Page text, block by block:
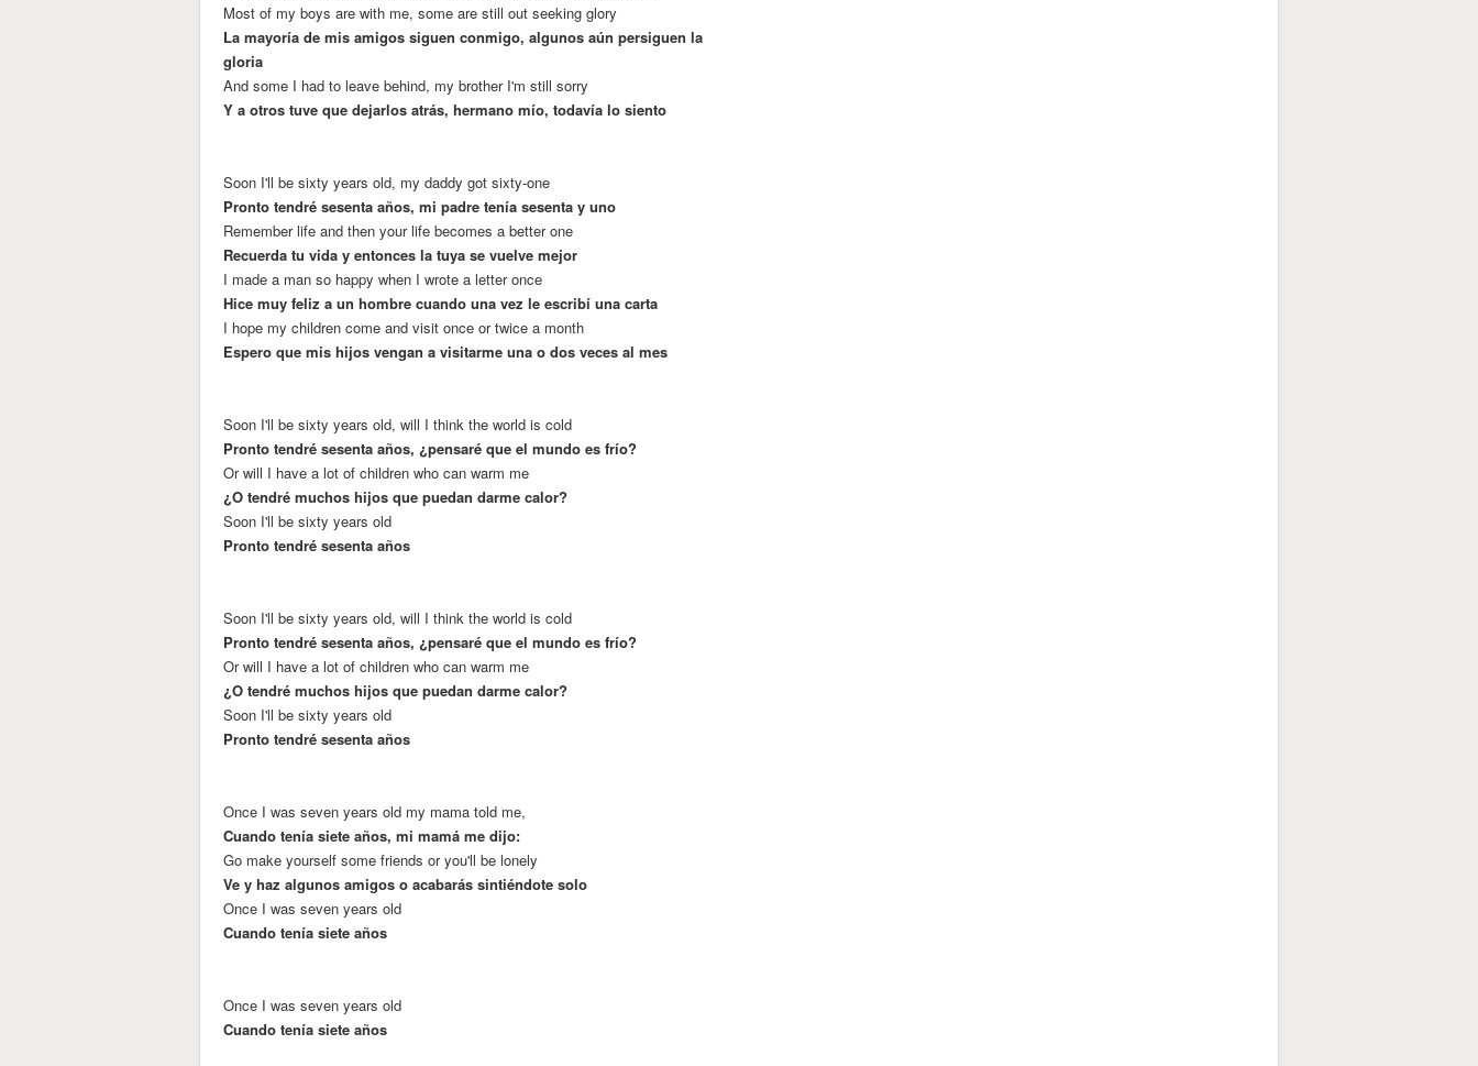
Most of my boys are with me, some are still out seeking glory
La mayoría de mis amigos siguen conmigo, algunos aún persiguen la
gloria
And some I had to leave behind, my brother I'm still sorry
Y a otros tuve que dejarlos atrás, hermano mío, todavía lo siento
Soon I'll be sixty years old, my daddy got sixty-one
Pronto tendré sesenta años, mi padre tenía sesenta y uno
Remember life and then your life becomes a better one
Recuerda tu vida y entonces la tuya se vuelve mejor
I made a man so happy when I wrote a letter once
Hice muy feliz a un hombre cuando una vez le escribí una carta
I hope my children come and visit once or twice a month
Espero que mis hijos vengan a visitarme una o dos veces al mes
Soon I'll be sixty years old, will I think the world is cold
Pronto tendré sesenta años, ¿pensaré que el mundo es frío?
Or will I have a lot of children who can warm me
¿O tendré muchos hijos que puedan darme calor?
Soon I'll be sixty years old
Pronto tendré sesenta años
Soon I'll be sixty years old, will I think the world is cold
Pronto tendré sesenta años, ¿pensaré que el mundo es frío?
Or will I have a lot of children who can warm me
¿O tendré muchos hijos que puedan darme calor?
Soon I'll be sixty years old
Pronto tendré sesenta años
Once I was seven years old my mama told me,
Cuando tenía siete años, mi mamá me dijo:
Go make yourself some friends or you'll be lonely
Ve y haz algunos amigos o acabarás sintiéndote solo
Once I was seven years old
Cuando tenía siete años
Once I was seven years old
Cuando tenía siete años